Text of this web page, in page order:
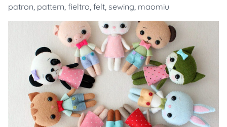
patron, pattern, fieltro, felt, sewing, maomiu